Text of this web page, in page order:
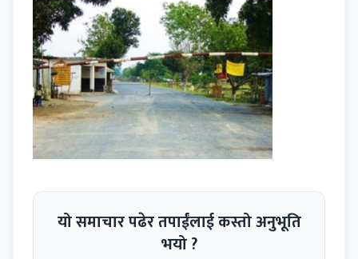
यो समाचार पढेर तपाईंलाई कस्तो अनुभूति
भयो ?